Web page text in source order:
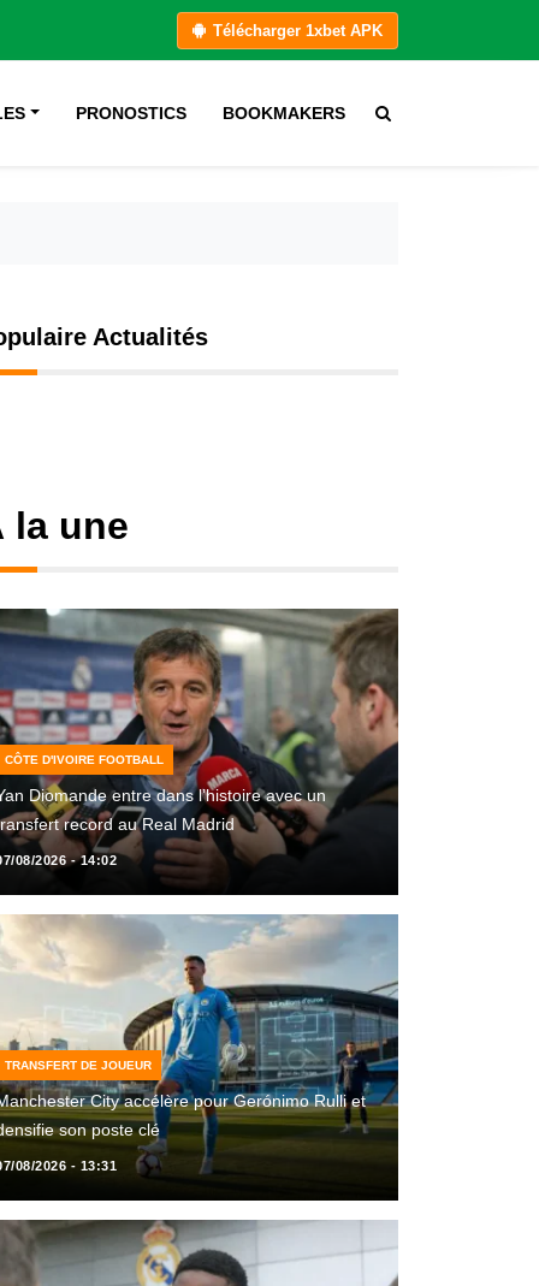
Télécharger 1xbet APK
PRONOSTICS BOOKMAKERS
Actualités
la une
CÔTE D'IVOIRE FOOTBALL
Diomande entre dans l’histoire avec un
record au Real Madrid
08/2026 - 14:02
TRANSFERT DE JOUEUR
City accélère pour Gerónimo Rulli et
son poste clé
08/2026 - 13:31